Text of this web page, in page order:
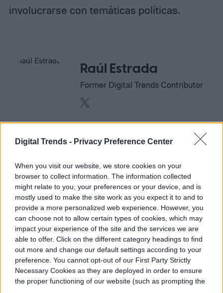
Digital Trends - Privacy Preference Center
When you visit our website, we store cookies on your
browser to collect information. The information collected
might relate to you, your preferences or your device, and is
mostly used to make the site work as you expect it to and to
provide a more personalized web experience. However, you
can choose not to allow certain types of cookies, which may
impact your experience of the site and the services we are
able to offer. Click on the different category headings to find
out more and change our default settings according to your
preference. You cannot opt-out of our First Party Strictly
Necessary Cookies as they are deployed in order to ensure
the proper functioning of our website (such as prompting the
involucrarse con temáticas políticas.
Raúl Estrada
Former Digital Trends Contributor
Raúl Estrada comenzó en el mundo de los
medios de comunicación en 2009,
mientras estudiaba ingeniería y escribía
en…
Topics
NoticiasHomepage